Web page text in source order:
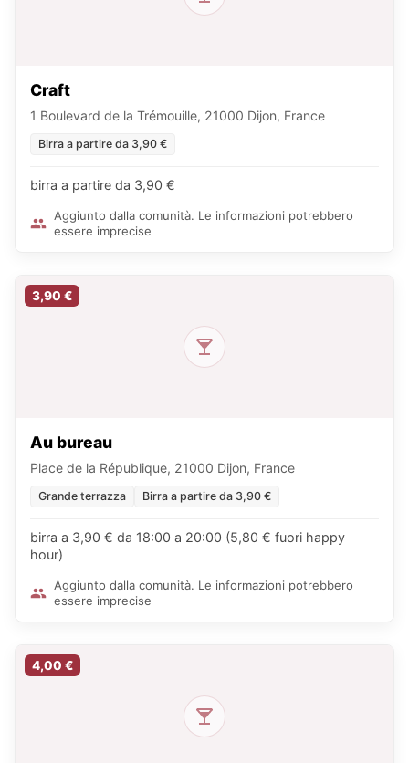
Craft
1 Boulevard de la Trémouille, 21000 Dijon, France
Birra a partire da 3,90 €
birra a partire da 3,90 €
Aggiunto dalla comunità. Le informazioni potrebbero
essere imprecise
3,90 €
Au bureau
Place de la République, 21000 Dijon, France
Grande terrazza Birra a partire da 3,90 €
birra a 3,90 € da 18:00 a 20:00 (5,80 € fuori happy
hour)
Aggiunto dalla comunità. Le informazioni potrebbero
essere imprecise
4,00 €